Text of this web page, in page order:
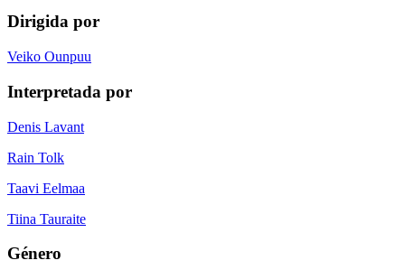
Dirigida por
Veiko Ounpuu
Interpretada por
Denis Lavant
Rain Tolk
Taavi Eelmaa
Tiina Tauraite
Género